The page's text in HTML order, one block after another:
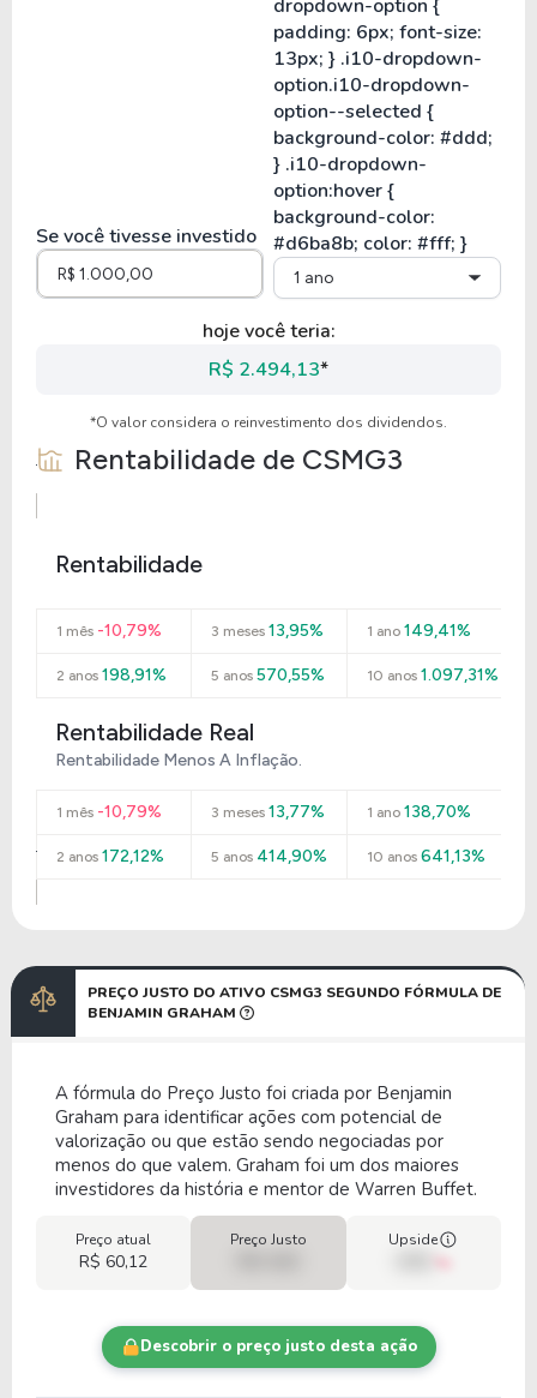
Se você tivesse investido
1 ano
hoje você teria:
R$ 2.494,13*
*O valor considera o reinvestimento dos dividendos.
Rentabilidade de CSMG3
Rentabilidade
1 mês -10,79% 3 meses 13,95% 1 ano149,41%
2 anos 198,91% 5 anos 570,55% 10 anos1.097,31%
Rentabilidade Real
Rentabilidade Menos A Inflação.
1 mês -10,79% 3 meses 13,77% 1 ano138,70%
2 anos 172,12% 5 anos 414,90% 10 anos641,13%
PREÇO JUSTO DO ATIVO CSMG3 SEGUNDO FÓRMULA DE
BENJAMIN GRAHAM
A fórmula do Preço Justo foi criada por Benjamin
Graham para identificar ações com potencial de
valorização ou que estão sendo negociadas por
menos do que valem. Graham foi um dos maiores
investidores da história e mentor de Warren Buffet.
Preço atual
R$ 60,12
Preço Justo Upside
Descobrir o preço justo desta ação